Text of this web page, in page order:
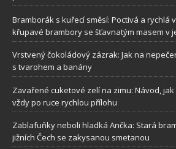
Bramborák s kuřecí směsí: Poctivá a rychlá
křupavé brambory se šťavnatým masem v
Vrstvený čokoládový zázrak: Jak na
s tvarohem a banány
Zavařené cuketové zelí na zimu: Návod,
vždy po ruce rychlou přílohu
Zablafuňky neboli hladká Ančka: Stará
jižních Čech se zakysanou smetanou